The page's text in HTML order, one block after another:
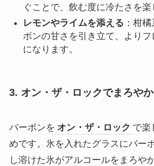
ぐことで、飲む度に冷たさを楽
レモンやライムを添える ：柑
ボンの甘さを引き立て、より
になります。
3. オン・ザ・ロックでまろや
バーボンを オン・ザ・ロック で楽
めです。氷を入れたグラスにバー
し溶けた氷がアルコールをまろや